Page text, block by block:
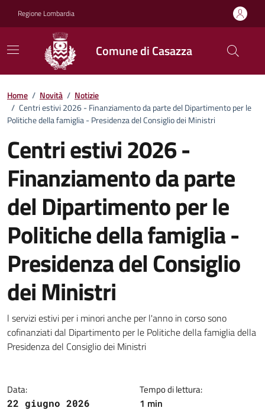
Regione Lombardia
Comune di Casazza
Home / Novità / Notizie
/ Centri estivi 2026 - Finanziamento da parte del Dipartimento per le
Politiche della famiglia - Presidenza del Consiglio dei Ministri
Centri estivi 2026 -
Finanziamento da parte
del Dipartimento per le
Politiche della famiglia -
Presidenza del Consiglio
dei Ministri
Dettagli della notizia
l servizi estivi per i minori anche per l'anno in corso sono
cofinanziati dal Dipartimento per le Politiche della famiglia della
Presidenza del Consiglio dei Ministri
Data:
22 giugno 2026
Tempo di lettura:
1 min